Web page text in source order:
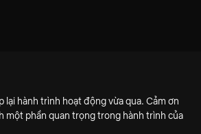
lại hành trình hoạt động vừa qua. Cảm ơn
một phần quan trọng trong hành trình của